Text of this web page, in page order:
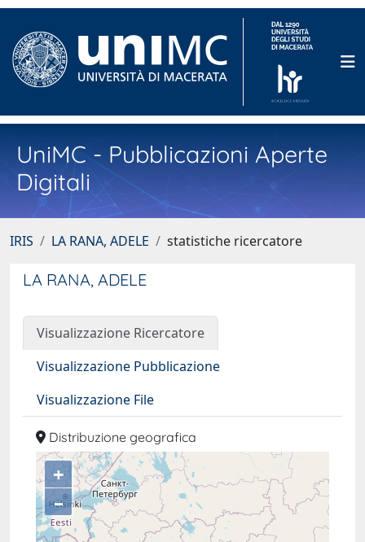
UniMC - Pubblicazioni Aperte
Digitali
IRIS LA RANA, ADELE statistiche ricercatore
LA RANA, ADELE
Visualizzazione Ricercatore
Visualizzazione Pubblicazione
Visualizzazione File
Distribuzione geografica
+
–